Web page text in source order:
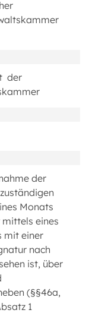
der
der
Monats
eines
mit einer
nach
ist, über
(§§46a,
1